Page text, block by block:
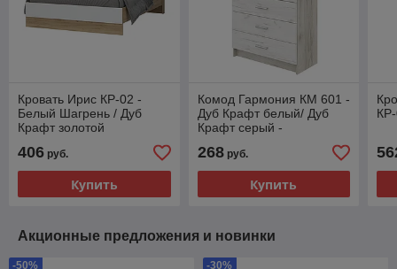
Кровать Ирис КР-02 -
Белый Шагрень / Дуб
Крафт золотой
406 руб.
Купить
Комод Гармония КМ 601 -
Дуб Крафт белый/ Дуб
Крафт серый -
268руб.
Купить
Акционные предложения и новинки
-50% -30%